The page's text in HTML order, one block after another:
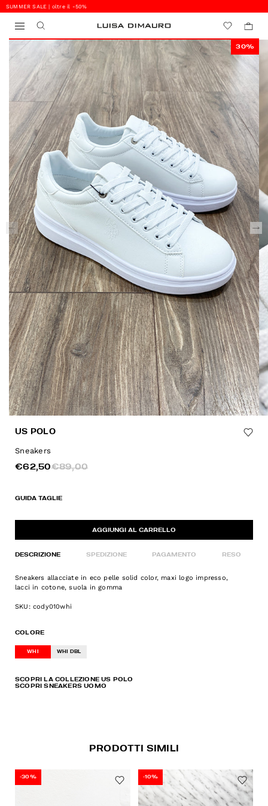
SUMMER SALE | oltre il -50%
0
30%
US POLO
Sneakers
€62,50€89,00
GUIDA TAGLIE
AGGIUNGI AL CARRELLO
DESCRIZIONE SPEDIZIONE PAGAMENTO RESO
Sneakers allacciate in eco pelle solid color, maxi logo impresso,
lacci in cotone, suola in gomma
SKU: cody010whi
COLORE
WHI WHI DBL
SCOPRI LA COLLEZIONE US POLO
SCOPRI SNEAKERS UOMO
PRODOTTI SIMILI
-30% -10%